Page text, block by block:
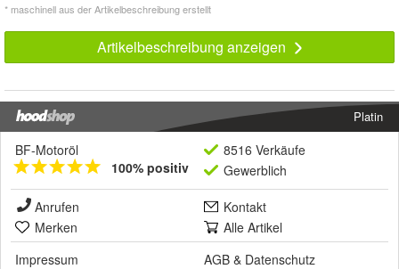
* maschinell aus der Artikelbeschreibung erstellt
Artikelbeschreibung anzeigen
Platin
BF-Motoröl
100% positiv
8516 Verkäufe
Gewerblich
Anrufen
Kontakt
Merken
Alle Artikel
Impressum
AGB & Datenschutz